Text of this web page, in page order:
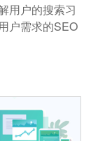
用户的搜索习
户需求的SEO